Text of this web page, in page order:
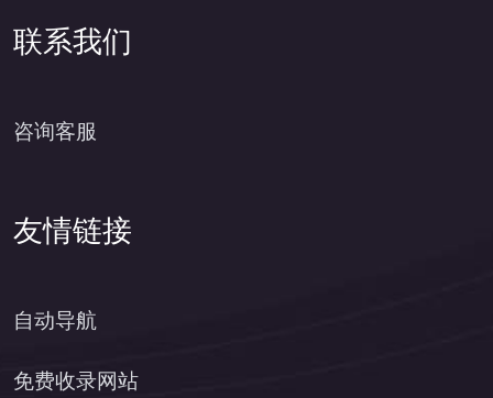
联系我们
咨询客服
友情链接
自动导航
免费收录网站